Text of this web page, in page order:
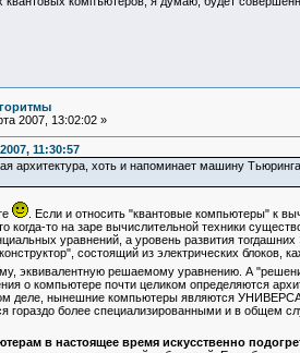
2007, 13:02:02 »
11:30:57
архитектура, хоть и напоминает машину
. Если и относить "квантовые компьютеры" к
то на заре вычислительной техники
уравнений, а уровень развития
состоящий из электрических блоков,
эквивалентную решаемому уравнению. А
о компьютере почти целиком определяются
деле, нынешние компьютеры являются
гораздо более специализированными и в общем
в настоящее время искусственно